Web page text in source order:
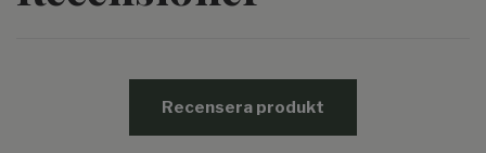
Recensera produkt